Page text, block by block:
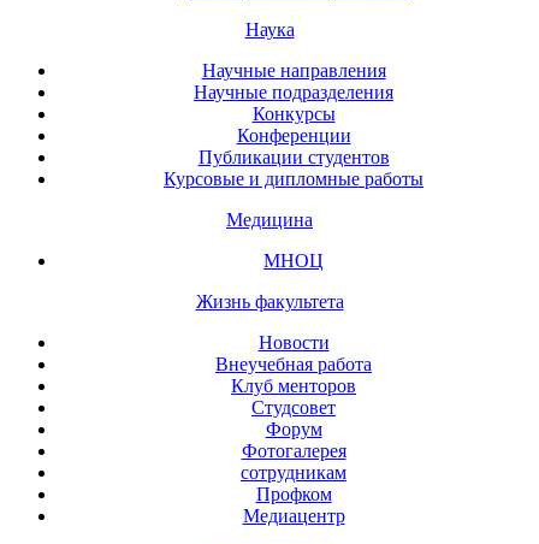
Наука
Научные направления
Научные подразделения
Конкурсы
Конференции
Публикации студентов
Курсовые и дипломные работы
Медицина
МНОЦ
Жизнь факультета
Новости
Внеучебная работа
Клуб менторов
Студсовет
Форум
Фотогалерея
сотрудникам
Профком
Медиацентр